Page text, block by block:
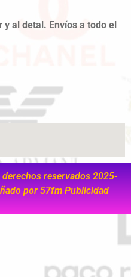
al detal. Envíos a todo el
reservados 2025-
por 57fm Publicidad